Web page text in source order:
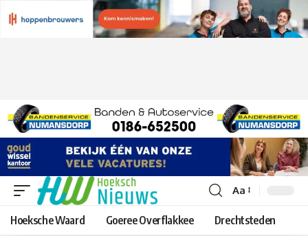
Lettergrootte
aanpassen
Aa
Hoeksche Waard Goeree Overflakkee Drechtsteden